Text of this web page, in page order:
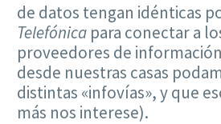
de datos tengan idénticas
Telefónica para conectar a
proveedores de
desde nuestras casas
distintas «infovías», y que
más nos interese).